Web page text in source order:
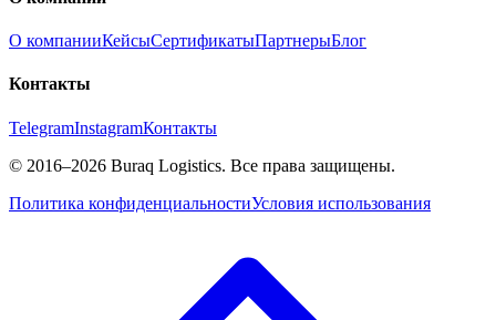
О компанииКейсыСертификатыПартнерыБлог
Контакты
TelegramInstagramКонтакты
© 2016–2026 Buraq Logistics. Все права защищены.
Политика конфиденциальностиУсловия использования